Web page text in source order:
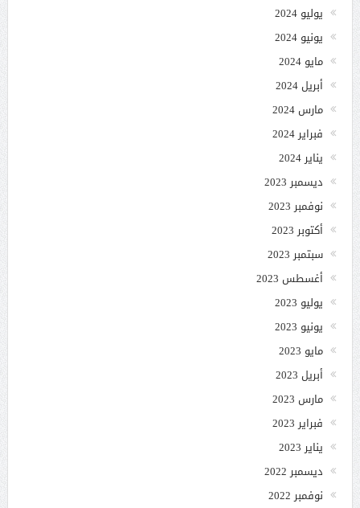
يوليو 2024
يونيو 2024
مايو 2024
أبريل 2024
مارس 2024
فبراير 2024
يناير 2024
ديسمبر 2023
نوفمبر 2023
أكتوبر 2023
سبتمبر 2023
أغسطس 2023
يوليو 2023
يونيو 2023
مايو 2023
أبريل 2023
مارس 2023
فبراير 2023
يناير 2023
ديسمبر 2022
نوفمبر 2022